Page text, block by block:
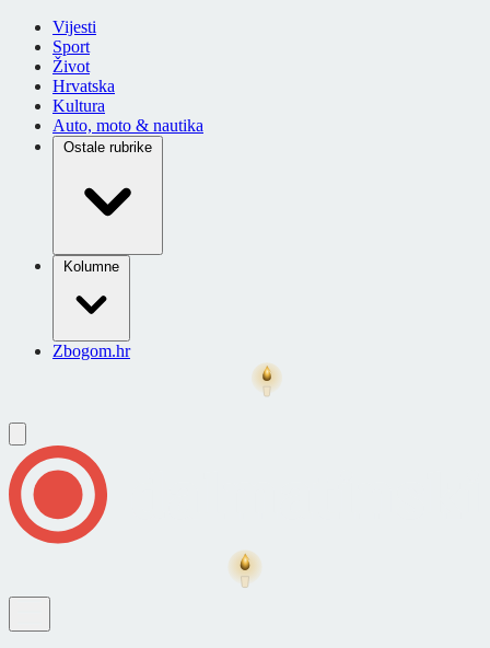
Vijesti
Sport
Život
Hrvatska
Kultura
Auto, moto & nautika
Ostale rubrike
Kolumne
Zbogom.hr